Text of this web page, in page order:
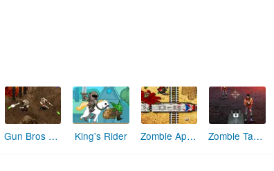
Clicker Troops Asgard Skill Master Knightality Pearl Worm